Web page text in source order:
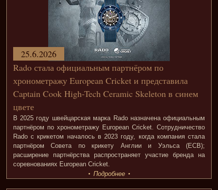
Rado стала официальным партнёром по
хронометражу European Cricket и представила
Captain Cook High-Tech Ceramic Skeleton в синем
цвете
В 2025 году швейцарская марка Rado назначена официальным
партнёром по хронометражу European Cricket. Сотрудничество
Rado с крикетом началось в 2023 году, когда компания стала
партнёром Совета по крикету Англии и Уэльса (ECB);
расширение партнёрства распространяет участие бренда на
соревнованиях European Cricket.
25.6.2026
Подробнее